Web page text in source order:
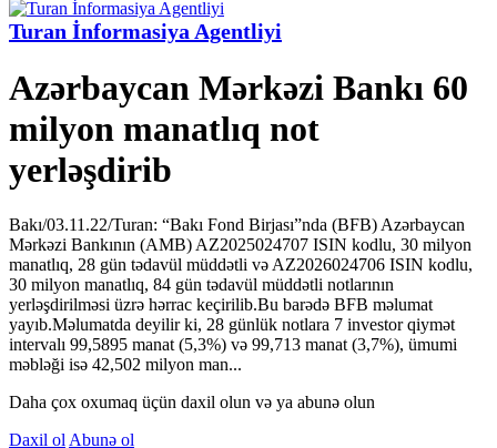
Turan İnformasiya Agentliyi
Azərbaycan Mərkəzi Bankı 60
milyon manatlıq not
yerləşdirib
Bakı/03.11.22/Turan: “Bakı Fond Birjası”nda (BFB) Azərbaycan
Mərkəzi Bankının (AMB) AZ2025024707 ISIN kodlu, 30 milyon
manatlıq, 28 gün tədavül müddətli və AZ2026024706 ISIN kodlu,
30 milyon manatlıq, 84 gün tədavül müddətli notlarının
yerləşdirilməsi üzrə hərrac keçirilib.Bu barədə BFB məlumat
yayıb.Məlumatda deyilir ki, 28 günlük notlara 7 investor qiymət
intervalı 99,5895 manat (5,3%) və 99,713 manat (3,7%), ümumi
məbləği isə 42,502 milyon man...
Daha çox oxumaq üçün daxil olun və ya abunə olun
Daxil ol Abunə ol